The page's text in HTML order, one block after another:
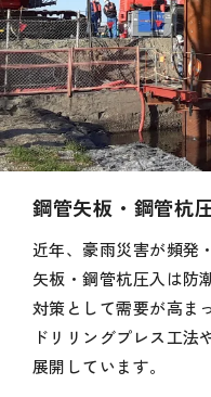
鋼管矢板・鋼管杭
近年、豪雨災害が頻発
矢板・鋼管杭圧入は防
対策として需要が高ま
ドリリングプレス工法
展開しています。